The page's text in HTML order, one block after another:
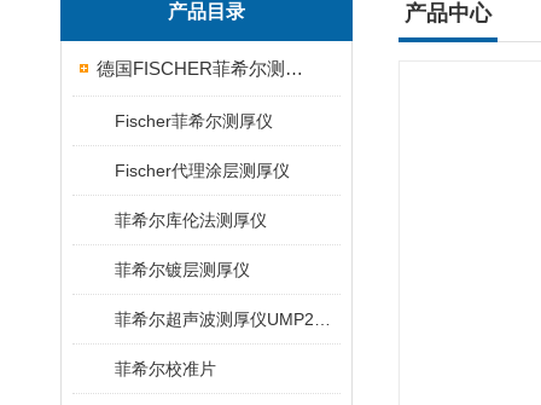
产品目录
德国FISCHER菲希尔测厚仪
Fischer菲希尔测厚仪
Fischer代理涂层测厚仪
菲希尔库伦法测厚仪
菲希尔镀层测厚仪
菲希尔校准片
产品中心